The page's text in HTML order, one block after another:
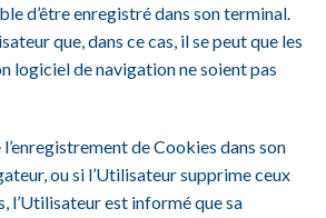
d’être enregistré dans son terminal.
que, dans ce cas, il se peut que les
logiciel de navigation ne soient pas
de Cookies dans son
ou si l’Utilisateur supprime ceux
l’Utilisateur est informé que sa